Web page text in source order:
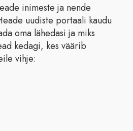
inimeste ja nende
uudiste portaali kaudu
oma lähedasi ja miks
kedagi, kes väärib
vihje: